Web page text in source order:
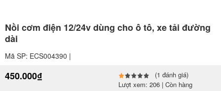
Nồi cơm điện 12/24v dùng cho ô tô, xe tải đường
dài
Mã SP: ECS004390 |
450.000₫
(1 đánh giá)
Lượt xem: 206 | Còn hàng